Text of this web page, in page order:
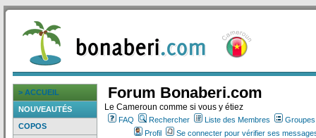
> ACCUEIL
NOUVEAUTÉS
COPOS
Forum Bonaberi.com
Le Cameroun comme si vous y étiez
FAQ Rechercher Liste des Membres
Profil
Se connecter pour vérifier ses